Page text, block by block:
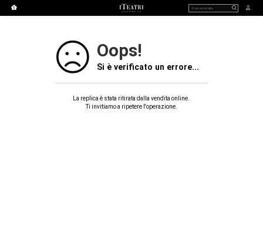
Oops!
Si è verificato un errore...
La replica è stata ritirata dalla vendita online.
Ti invitiamo a ripetere l'operazione.